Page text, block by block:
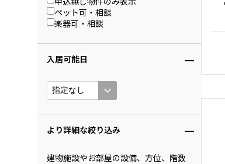
ペット可・相談
楽器可・相談
入居可能日
より詳細な絞り込み
建物施設やお部屋の設備、方位、階数